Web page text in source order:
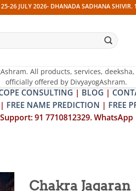
2026- DHANADA SADHANA SHIVIR. 13 JULY
All products, services,
officially offered by DivyayogAshram.
CONSULTING | BLOG |
| FREE NAME PREDICTION | FREE
Support: 91 7710812329. WhatsApp
Chakra Jagaran